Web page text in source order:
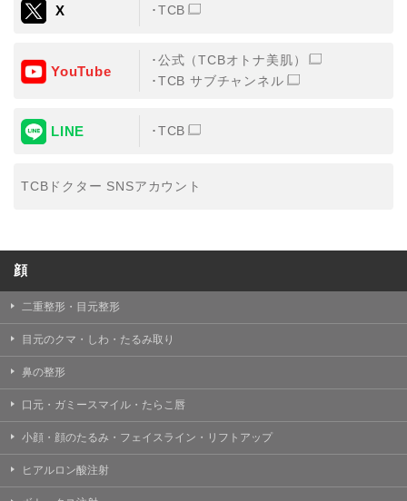
X TCB
YouTube
公式（TCBオトナ美肌）
TCB サブチャンネル
LINE TCB
TCBドクター SNSアカウント
顔
二重整形・目元整形
目元のクマ・しわ・たるみ取り
鼻の整形
口元・ガミースマイル・たらこ唇
小顔・顔のたるみ・フェイスライン・リフトアップ
ヒアルロン酸注射